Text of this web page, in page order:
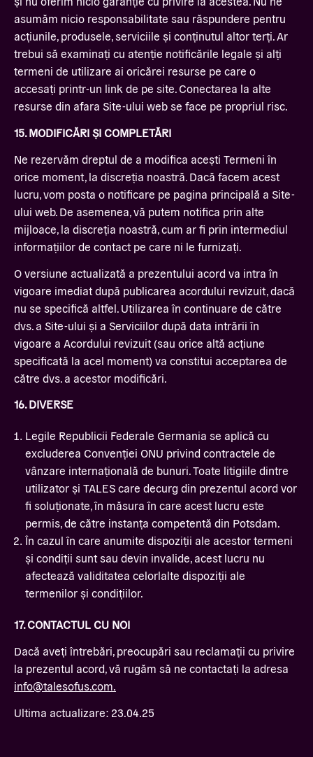
asumăm nicio responsabilitate sau răspundere pentru
acțiunile, produsele, serviciile și conținutul altor terți. Ar
trebui să examinați cu atenție notificările legale și alți
termeni de utilizare ai oricărei resurse pe care o
accesați printr-un link de pe site. Conectarea la alte
resurse din afara Site-ului web se face pe propriul risc.
15. MODIFICĂRI ȘI COMPLETĂRI
Ne rezervăm dreptul de a modifica acești Termeni în
orice moment, la discreția noastră. Dacă facem acest
lucru, vom posta o notificare pe pagina principală a Site-
ului web. De asemenea, vă putem notifica prin alte
mijloace, la discreția noastră, cum ar fi prin intermediul
informațiilor de contact pe care ni le furnizați.
O versiune actualizată a prezentului acord va intra în
vigoare imediat după publicarea acordului revizuit, dacă
nu se specifică altfel. Utilizarea în continuare de către
dvs. a Site-ului și a Serviciilor după data intrării în
vigoare a Acordului revizuit (sau orice altă acțiune
specificată la acel moment) va constitui acceptarea de
către dvs. a acestor modificări.
16. DIVERSE
Legile Republicii Federale Germania se aplică cu
excluderea Convenției ONU privind contractele de
vânzare internațională de bunuri. Toate litigiile dintre
utilizator și TALES care decurg din prezentul acord vor
fi soluționate, în măsura în care acest lucru este
permis, de către instanța competentă din Potsdam.
În cazul în care anumite dispoziții ale acestor termeni
și condiții sunt sau devin invalide, acest lucru nu
afectează validitatea celorlalte dispoziții ale
termenilor și condițiilor.
17. CONTACTUL CU NOI
Dacă aveți întrebări, preocupări sau reclamații cu privire
la prezentul acord, vă rugăm să ne contactați la adresa
info@talesofus.com.
Ultima actualizare: 23.04.25